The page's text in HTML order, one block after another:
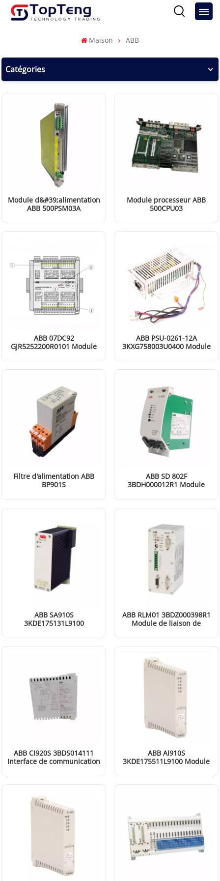
Maison ABB
Catégories
Module d&#39;alimentation
ABB 500PSM03A
EN SAVOIR PLUS
Module processeur ABB
500CPU03
EN SAVOIR PLUS
ABB 07DC92
GJR5252200R0101 Module
EN SAVOIR PLUS
ABB PSU-0261-12A
3KXG758003U0400 Module
EN SAVOIR PLUS
Filtre d'alimentation ABB
BP901S
EN SAVOIR PLUS
ABB SD 802F
3BDH000012R1 Module
EN SAVOIR PLUS
ABB SA910S
3KDE175131L9100
EN SAVOIR PLUS
ABB RLM01 3BDZ000398R1
Module de liaison de
EN SAVOIR PLUS
ABB CI920S 3BDS014111
Interface de communication
EN SAVOIR PLUS
ABB AI910S
3KDE175511L9100 Module
EN SAVOIR PLUS